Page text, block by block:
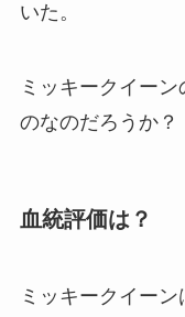
いた。
ミッキークイー
のなのだろうか
血統評価は？
ミッキークイー